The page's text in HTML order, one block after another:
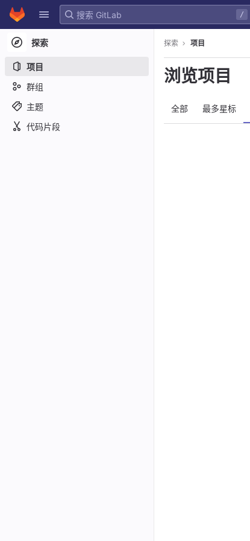
Skip to content
GitLab
/
探索
项目
群组
主题
代码片段
探索 项目
浏览项目
全部 最多星标